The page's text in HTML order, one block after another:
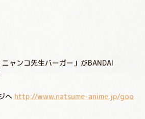
ニャンコ先生バーガー」がBANDAI
へ http://www.natsume-anime.jp/goo